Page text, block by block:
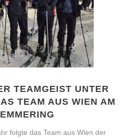
TEAMGEIST UNTER
TEAM AUS WIEN AM
folgte das Team aus Wien der